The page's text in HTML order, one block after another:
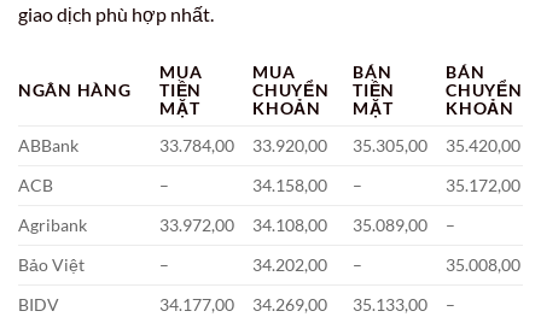
giao dịch phù hợp nhất.
NGÂN HÀNG
MUA
TIỀN
MẶT
MUA
CHUYỂN
KHOẢN
BÁN
TIỀN
MẶT
BÁN
CHUYỂN
KHOẢN
ABBank
33.784,00 33.920,00 35.305,00
35.420,00
ACB
– 34.158,00 –
35.172,00
Agribank
33.972,00 34.108,00 35.089,00
–
Bảo Việt
– 34.202,00 –
35.008,00
BIDV
34.177,00 34.269,00 35.133,00 –